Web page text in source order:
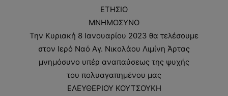
ΕΤΗΣΙΟ
ΜΝΗΜΟΣΥΝΟ
Την Κυριακή 8 Ιανουαρίου 2023 θα τελέσουμε
στον Ιερό Ναό Αγ. Νικολάου Λιμίνη Άρτας
μνημόσυνο υπέρ αναπαύσεως της ψυχής
του πολυαγαπημένου μας
ΕΛΕΥΘΕΡΙΟΥ ΚΟΥΤΣΟΥΚΗ